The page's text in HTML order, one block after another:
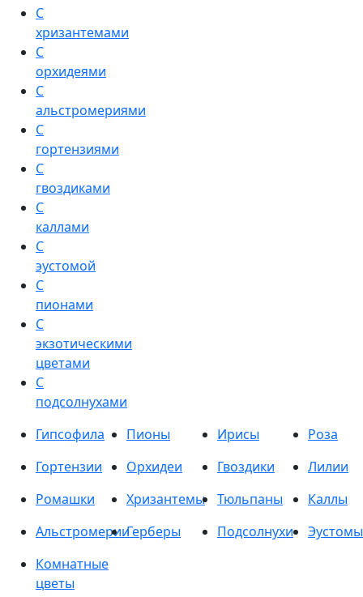
С
хризантемами
С
орхидеями
С
альстромериями
С
гортензиями
С
гвоздиками
С
каллами
С
эустомой
С
пионами
С
экзотическими
цветами
С
подсолнухами
Гипсофила
Пионы Ирисы
Роза
Гортензии
Орхидеи Гвоздики
Лилии
Ромашки
Хризантемы Тюльпаны
Каллы
АльстромерииГерберы Подсолнухи
Эустомы
Комнатные
цветы